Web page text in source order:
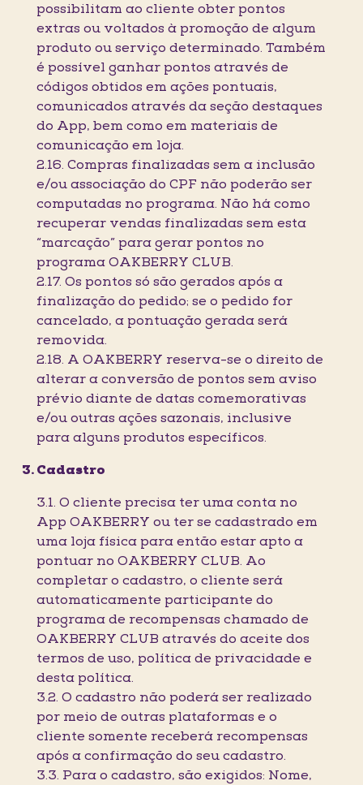
possibilitam ao cliente obter pontos
extras ou voltados à promoção de algum
produto ou serviço determinado. Também
é possível ganhar pontos através de
códigos obtidos em ações pontuais,
comunicados através da seção destaques
do App, bem como em materiais de
comunicação em loja.
2.16. Compras finalizadas sem a inclusão
e/ou associação do CPF não poderão ser
computadas no programa. Não há como
recuperar vendas finalizadas sem esta
“marcação” para gerar pontos no
programa OAKBERRY CLUB.
2.17. Os pontos só são gerados após a
finalização do pedido; se o pedido for
cancelado, a pontuação gerada será
removida.
2.18. A OAKBERRY reserva-se o direito de
alterar a conversão de pontos sem aviso
prévio diante de datas comemorativas
e/ou outras ações sazonais, inclusive
para alguns produtos específicos.
Cadastro
3.1. O cliente precisa ter uma conta no
App OAKBERRY ou ter se cadastrado em
uma loja física para então estar apto a
pontuar no OAKBERRY CLUB. Ao
completar o cadastro, o cliente será
automaticamente participante do
programa de recompensas chamado de
OAKBERRY CLUB através do aceite dos
termos de uso, política de privacidade e
desta política.
3.2. O cadastro não poderá ser realizado
por meio de outras plataformas e o
cliente somente receberá recompensas
após a confirmação do seu cadastro.
3.3. Para o cadastro, são exigidos: Nome,